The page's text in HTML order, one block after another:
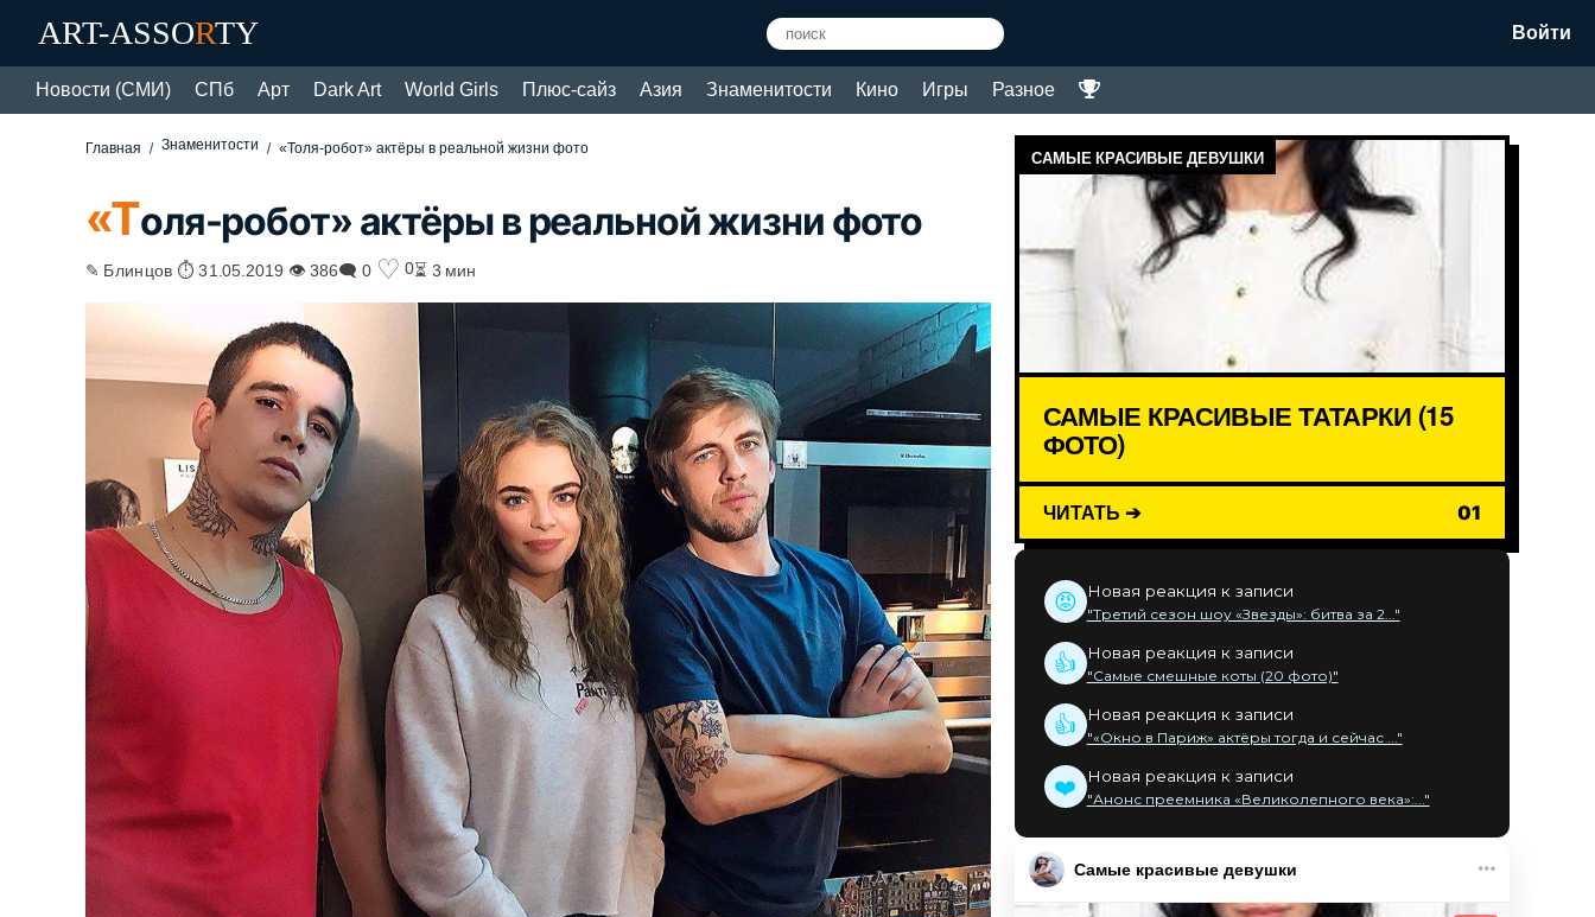
ART-ASSORTY Войти
Новости (СМИ) СПб Арт Dark Art World Girls Плюс-сайз Азия Знаменитости Кино Игры Разное
Главная Знаменитости «Толя-робот» актёры в реальной жизни фото
«Толя-робот» актёры в реальной жизни фото
✎ Блинцов ⏱ 31.05.2019 👁 386🗨 0 ♡ 0⏳ 3 мин
САМЫЕ КРАСИВЫЕ ДЕВУШКИ
САМЫЕ КРАСИВЫЕ ТАТАРКИ (15
ФОТО)
ЧИТАТЬ ➔ 01
😡 Новая реакция к записи
"Третий сезон шоу «Звезды»: битва за 2..."
👍 Новая реакция к записи
"Самые смешные коты (20 фото)"
👍 Новая реакция к записи
"«Окно в Париж» актёры тогда и сейчас ..."
❤️ Новая реакция к записи
"Анонс преемника «Великолепного века»:..."
Самые красивые девушки